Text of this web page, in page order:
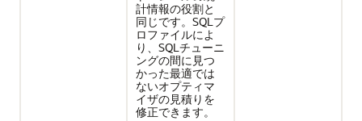
計情報の役割と
同じです。SQLプ
ロファイルによ
り、SQLチューニ
ングの間に見つ
かった最適では
ないオプティマ
イザの見積りを
修正できます。